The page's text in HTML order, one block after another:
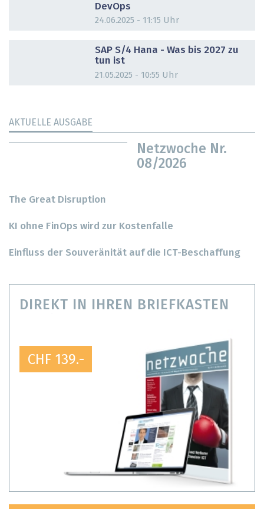
DevOps
24.06.2025 - 11:15 Uhr
SAP S/4 Hana - Was bis 2027 zu
tun ist
21.05.2025 - 10:55 Uhr
AKTUELLE AUSGABE
Netzwoche Nr.
08/2026
The Great Disruption
KI ohne FinOps wird zur Kostenfalle
Einfluss der Souveränität auf die ICT-Beschaffung
DIREKT IN IHREN BRIEFKASTEN
CHF 139.-